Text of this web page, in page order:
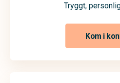
Tryggt,
Kom i